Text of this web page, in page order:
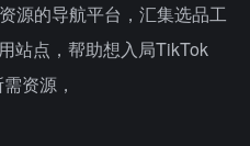
源的导航平台，汇集选品工
站点，帮助想入局TikTok
资源，